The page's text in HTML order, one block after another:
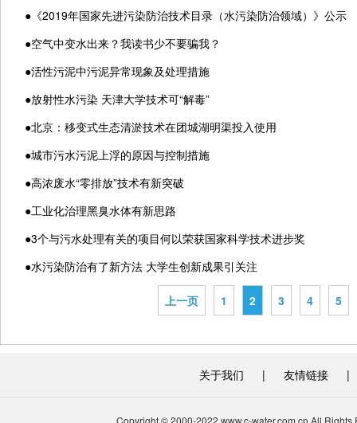
● 《2019年国家先进污染防治技术目录（水污染防治领域）》公示
●空气中变水出来？我读书少不要骗我？
●活性污泥中污泥异常现象及处理措施
●放射性水污染 天津大学技术可“解毒”
●北京：移变式生态清淤技术在团城湖明渠投入使用
●城市污水污泥上浮的原因与控制措施
●高浓废水“零排放”技术有新突破
●工业化治理黑臭水体有新思路
●3个与污水处理有关的项目何以荣获国家科学技术进步奖
●水污染防治有了新方法 大学生创新成果引关注
上一页 1 2 3 4 5
关于我们 | 友情链接 |
Copyright © 2000-2022 www.c-water.com.cn All